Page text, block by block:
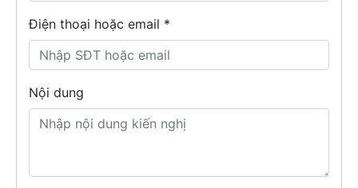
Điện thoại hoặc email *
Nội dung